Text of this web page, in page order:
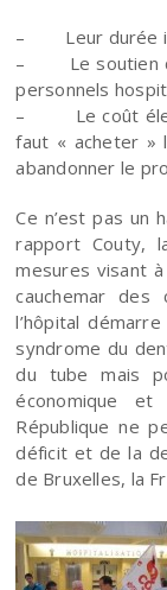
– Leur durée
– Le soutien de
personnels
– Le coût élevé
faut « acheter »
abandonner le
Ce n’est pas un
rapport Couty,
mesures visant
cauchemar des
l’hôpital
syndrome du
du tube mais
économique
République ne
déficit et de la
de Bruxelles, la